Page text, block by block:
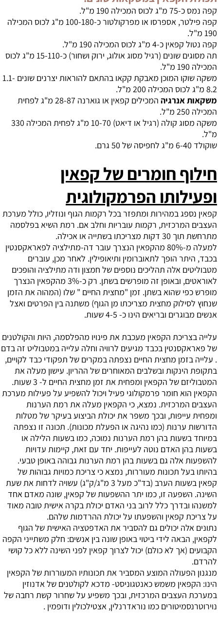
קפה נמס כ-75 מ"ג לכוס המכילה 190 מ"ל.
קפה פילטר, אספרסו או מפרקולטור כ-100-180 מ"ג לכוס המכילה
190 מ"ל.
קפה נטול קפאין כ-4 מ"ג לכוס המכילה 190 מ"ל.
תה מסוגים שונים (רגיל מסוג אולוג, ירוק ושחור) כ-15-110 מ"ג לכוס
המכילה 190 מ"ל.
משקה שוקו המוכן מאבקת קקאו בהתאם להוראות יצרנים שונים 1.1-
8.2 מ"ג לכוס המכילה 200 מ"ל.
משקאות אנרגיה
המכילים קפאין או גוארנה 28-87 מ"ג לפחית
המכילה 250 מ"ל.
משקה מסוג קולה (רגיל או דיאט) 10-70 מ"ג לפחית המכילה 330
מ"ל.
שוקולד 6-40 מ"ג לחפיסה של 50 גרם.
חילוף חומרים של קפאין
ופעילותו הפרמקולוגית
קפאין נספג במהירות ומתפזר בכל רקמות הגוף ונוזליו, כולל מערכת
העצבים המרכזית, רקמות עובריות וחלב אם. רמת השיא בפלסמה
מתרחשת תוך 30 דקות מצריכתו בשתייה או אכילה.
למעלה מ-80% מהקפאין הנצרך עובר דה-מתילציה לפאראקסנטין
בכבד, היתר הופך לתאוברומין ותיאופילין. לאחר מכן, עוברים
מטבוליטים אלה תהליכים נוספים של חמצון ודה מתילציה והופכים
לאוראטים, ובאופן זה מופרשים בשתן. רק כ-3% מהקפאין הנצרך
מופרש כפי שהוא בשתן. זמן "מחצית החיים " שלו (המהוה את הזמן
שנחוץ לסילוק מחצית מצריכתו מן הגוף) משתנה בין הפרטים ואצל
אנשים מבוגרים ובריאים הינו כ- 4-5 שעות.
עלייה בצריכת הקפאין מעכבת את פינויו מהפלסמה, היות והקולטנים
של פאראקסנטין בכבד מגיעים לרוויה וחלה עלייה במטבוליט זה בדם
. עלייה בזמן מחצית החיים נצפתה במקרים של תפקודי כבד לקויים,
בתקופת הינקות ובשלבים המאוחרים של ההריון. עישון מעלה את
המטבוליזם של הקפאין ומפחית את זמן מחצית החיים ל- 3 שעות.
הקפאין הוא חומר פרמקולוגי פעיל ויכול להשפיע על פעילות מערכת
העצבים המרכזית. נמצא, כי הקפאין מעלה את רמת הערנות
ומפחית עייפות, ובכך משפר את יכולת הביצוע בעיקר של מטלות
הדורשות ערנות (כמו נהיגה או הפעלת מכונות). תכונה זו נצפתה
במיוחד בשעות בהן רמת הערנות נמוכה, כמו בשעות הלילה או
בשעות בהן האדם נוטה לעייפות. יחד עם זאת, קיימות עדויות
להשפעות אלה גם בשעות בהן רמת הערנות גבוהה באופן טבעי.
בהיותו בעל תכונות מעוררות, נמצא כי צריכת כמויות גבוהות של
קפאין בשעות הערב (בד"כ מעל 3 מ"ג/ק"ג) עשויה לדחות את שעת
השינה. השפעה זו, כמו יתר ההשפעות של קפאין, שונה מאדם אחד
למשנהו ובדרך כלל לרוב בני האדם יכולת בקרה אישית טובה מאוד
על צריכת קפאין והשפעתו על יכולת ההרדמות שלהם.
נתונים אלה יכולים גם להסביר את האדפטציה האישית של הגוף
לקפאין, הבאה לידי ביטוי באופן שונה בין אנשים: חלק משתייני הקפה
הקבועים (אך לא כולם) יכול לצרוך קפאין לפני השינה ללא כל קושי
להרדם.
מנגנון הפעולה המוצע המסביר את תכונותיו המעוררות של הקפאין
הינו: הקפאין משמש כאנטגוניסט- מדכא לקולטנים של אדנוזין
במערכת העצבים המרכזית, ובכך משפיע על שחרור קשת רחבה של
נוירוטרנסמיטורים כמו נוראדרנלין, אצטילכולין ודופמין .